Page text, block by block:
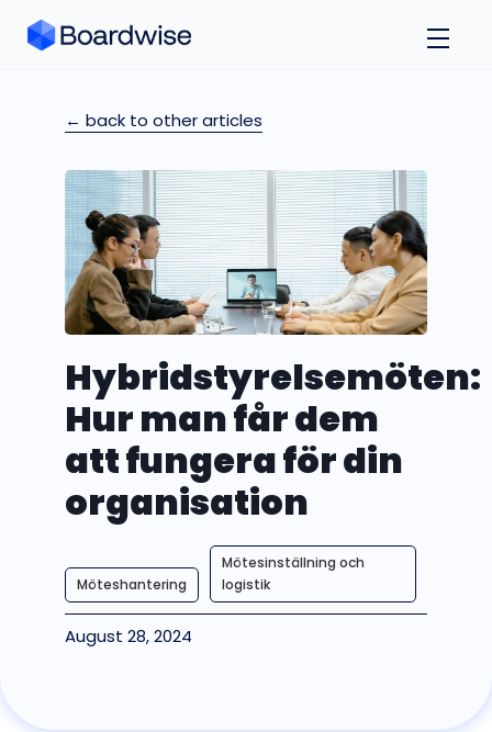
← back to other articles
Hybridstyrelsemöten:
Hur man får dem
att fungera för din
organisation
Möteshantering
Mötesinställning och
logistik
August 28, 2024